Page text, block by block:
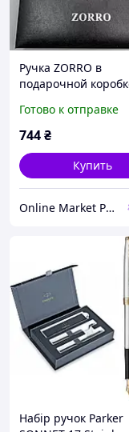
Ручка ZORRO в
подарочной
вставками)
Готово к отправке
744₴
Купить
Online Market Plus
Набір ручок Parker